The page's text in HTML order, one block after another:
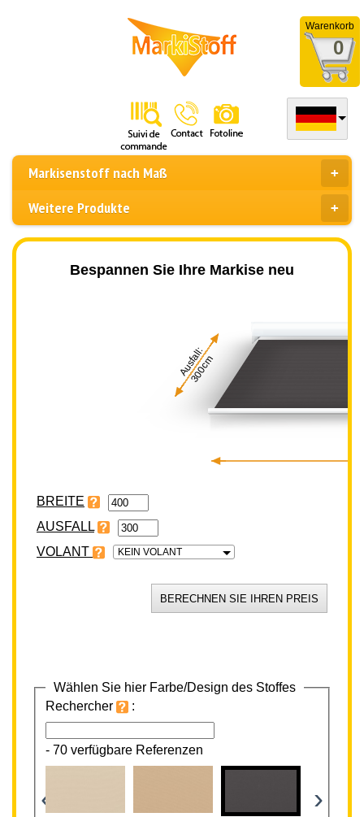
Warenkorb
0
Markisenstoff nach Maß
Weitere Produkte
Bespannen Sie Ihre Markise neu
Ausfall:
300cm
BREITE
VOLANT KEIN VOLANT
Wählen Sie hier Farbe/Design des Stoffes
Rechercher
:
- 70 verfügbare Referenzen
‹ ›